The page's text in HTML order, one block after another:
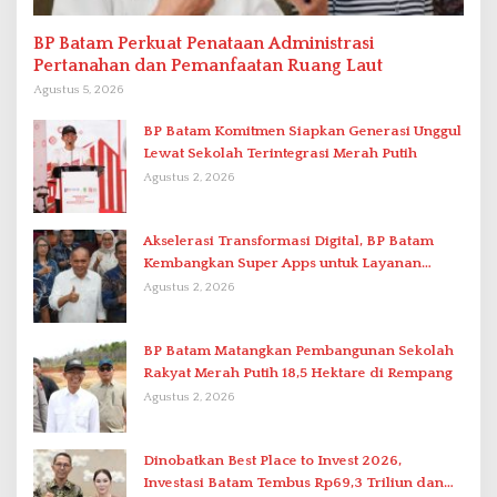
BP Batam Perkuat Penataan Administrasi
Pertanahan dan Pemanfaatan Ruang Laut
Agustus 5, 2026
BP Batam Komitmen Siapkan Generasi Unggul
Lewat Sekolah Terintegrasi Merah Putih
Agustus 2, 2026
Akselerasi Transformasi Digital, BP Batam
Kembangkan Super Apps untuk Layanan
Terpadu
Agustus 2, 2026
BP Batam Matangkan Pembangunan Sekolah
Rakyat Merah Putih 18,5 Hektare di Rempang
Agustus 2, 2026
Dinobatkan Best Place to Invest 2026,
Investasi Batam Tembus Rp69,3 Triliun dan